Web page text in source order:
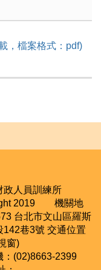
，檔案格式：pdf)
政人員訓練所
2019 機關地
台北市文山區羅斯
142巷3號 交通位置
窗)
：(02)8663-2399